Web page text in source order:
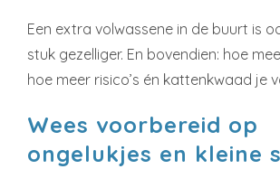
Een extra volwassene in de buurt is
stuk gezelliger. En bovendien: hoe
hoe meer risico’s én kattenkwaad je
Wees voorbereid op
ongelukjes en kleine